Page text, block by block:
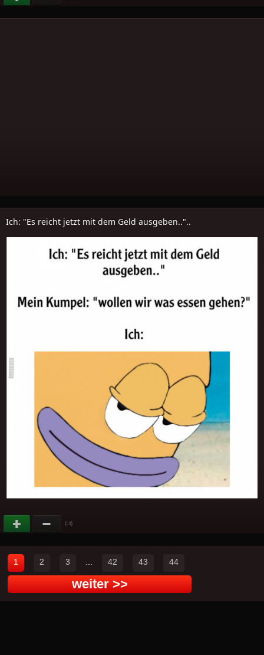
Ich: "Es reicht jetzt mit dem Geld ausgeben.."..
(-3)
1 2 3 42 43 44
weiter >>